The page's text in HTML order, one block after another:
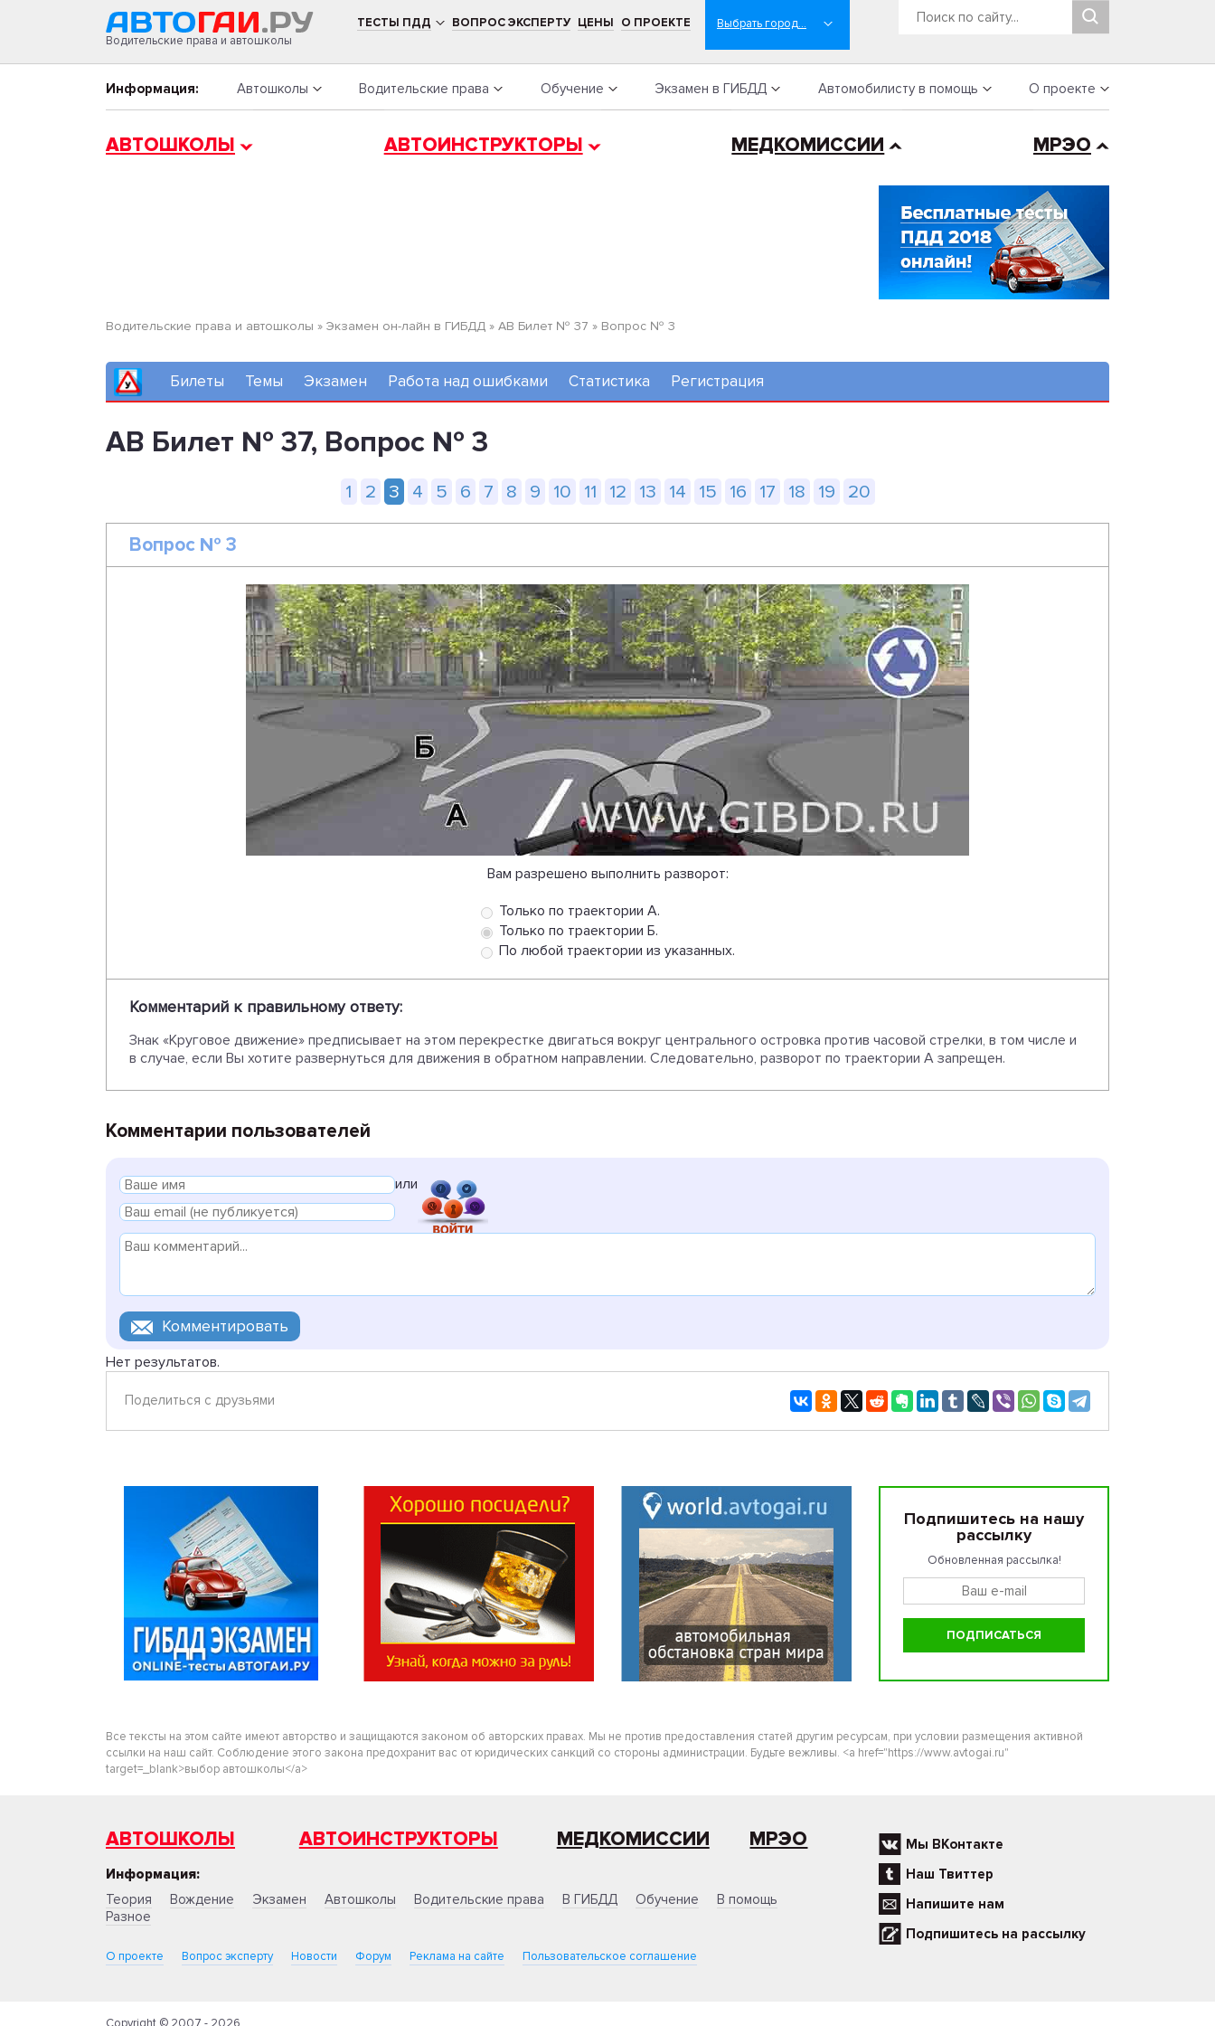
Водительские права и автошколы
ТЕСТЫ ПДД ВОПРОС ЭКСПЕРТУ ЦЕНЫ О ПРОЕКТЕ
Информация: Автошколы Водительские права Обучение Экзамен в ГИБДД Автомобилисту в помощь О проекте
АВТОШКОЛЫ АВТОИНСТРУКТОРЫ МЕДКОМИССИИ МРЭО
Водительские права и автошколы » Экзамен он-лайн в ГИБДД » AB Билет № 37 » Вопрос № 3
Билеты Темы Экзамен Работа над ошибками Статистика Регистрация
AB Билет № 37, Вопрос № 3
1 2 3 4 5 6 7 8 9 10 11 12 13 14 15 16 17 18 19 20
Вопрос № 3
Вам разрешено выполнить разворот:
Только по траектории А.
Только по траектории Б.
По любой траектории из указанных.
Комментарий к правильному ответу:
Знак «Круговое движение» предписывает на этом перекрестке двигаться вокруг центрального островка против часовой стрелки, в том числе и
в случае, если Вы хотите развернуться для движения в обратном направлении. Следовательно, разворот по траектории А запрещен.
Комментарии пользователей
или
Нет результатов.
Поделиться с друзьями
Подпишитесь на нашу
рассылку
Обновленная рассылка!
Все тексты на этом сайте имеют авторство и защищаются законом об авторских правах. Мы не против предоставления статей другим ресурсам, при условии размещения активной
ссылки на наш сайт. Соблюдение этого закона предохранит вас от юридических санкций со стороны администрации. Будьте вежливы. <a href="https://www.avtogai.ru"
target=_blank>выбор автошколы</a>
АВТОШКОЛЫ АВТОИНСТРУКТОРЫ МЕДКОМИССИИ МРЭО
Информация:
Теория
Вождение Экзамен Автошколы Водительские права В ГИБДД Обучение
В помощь
Разное
О проекте Вопрос эксперту Новости Форум Реклама на сайте Пользовательское соглашение
Мы ВКонтакте
Наш Твиттер
Напишите нам
Подпишитесь на рассылку
Copyright © 2007 - 2026